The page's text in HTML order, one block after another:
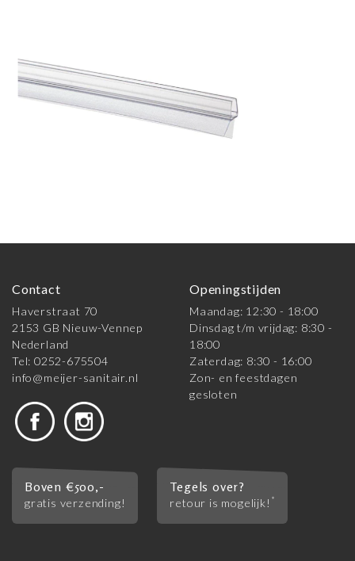
Contact
Haverstraat 70
2153 GB Nieuw-Vennep
Nederland
Tel: 0252-675504
info@meijer-sanitair.nl
Openingstijden
Maandag: 12:30 - 18:00
Dinsdag t/m vrijdag: 8:30 -
18:00
Zaterdag: 8:30 - 16:00
Zon- en feestdagen
gesloten
Boven €500,-
gratis verzending!
Tegels over?
retour is mogelijk! *